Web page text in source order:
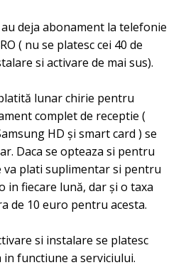
deja abonament la telefonie
( nu se platesc cei 40 de
si activare de mai sus).
lunar chirie pentru
complet de receptie (
HD şi smart card ) se
Daca se opteaza si pentru
va plati suplimentar si pentru
in fiecare lună, dar și o taxa
de 10 euro pentru acesta.
si instalare se platesc
functiune a serviciului.